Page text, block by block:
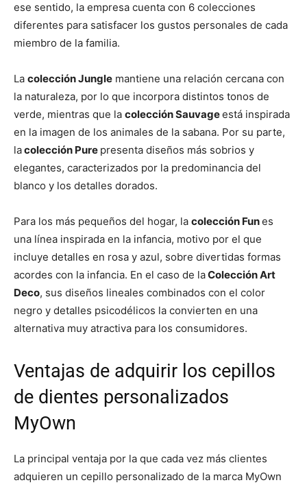
ese sentido, la empresa cuenta con 6 colecciones
diferentes para satisfacer los gustos personales de cada
miembro de la familia.
La colección Jungle mantiene una relación cercana con
la naturaleza, por lo que incorpora distintos tonos de
verde, mientras que la colección Sauvageestá inspirada
en la imagen de los animales de la sabana. Por su parte,
lacolección Pure presenta diseños más sobrios y
elegantes, caracterizados por la predominancia del
blanco y los detalles dorados.
Para los más pequeños del hogar, la colección Funes
una línea inspirada en la infancia, motivo por el que
incluye detalles en rosa y azul, sobre divertidas formas
acordes con la infancia. En el caso de laColección Art
Deco, sus diseños lineales combinados con el color
negro y detalles psicodélicos la convierten en una
alternativa muy atractiva para los consumidores.
Ventajas de adquirir los cepillos
de dientes personalizados
MyOwn
La principal ventaja por la que cada vez más clientes
adquieren un cepillo personalizado de la marca MyOwn